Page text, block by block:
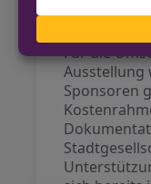
Ausblick
Für die
Ausstellung
Sponsoren